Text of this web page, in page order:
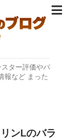
ター評価やパ
報など まった
ンLのバラ